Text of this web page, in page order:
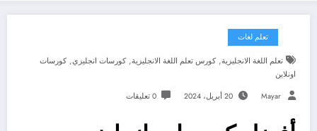
تعلم لغات
تعلم اللغة الانجليزية,كورس تعلم اللغة الانجليزية,كورسات انجليزي,كورسات
اونلاين
Mayar 20 أبريل، 2024 0 تعليقات